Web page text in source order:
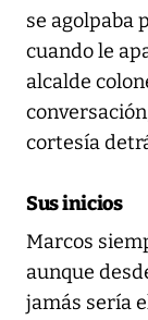
se agolpaba
cuando le
alcalde
cortesía
Sus inicios
Marcos
aunque
jamás sería